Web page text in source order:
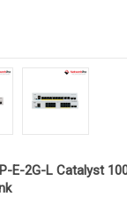
E-2G-L Catalyst